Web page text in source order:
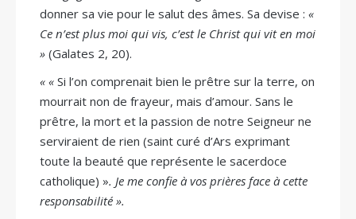
donner sa vie pour le salut des âmes. Sa devise : «
Ce n’est plus moi qui vis, c’est le Christ qui vit en moi
» (Galates 2, 20).
« « Si l’on comprenait bien le prêtre sur la terre, on
mourrait non de frayeur, mais d’amour. Sans le
prêtre, la mort et la passion de notre Seigneur ne
serviraient de rien (saint curé d’Ars exprimant
toute la beauté que représente le sacerdoce
catholique) ». Je me confie à vos prières face à cette
responsabilité ».